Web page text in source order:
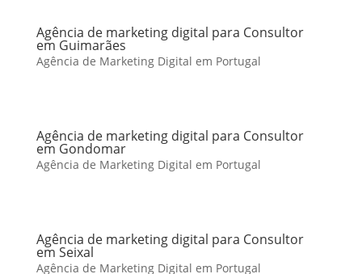
Agência de marketing digital para Consultor
em Guimarães
Agência de Marketing Digital em Portugal
Agência de marketing digital para Consultor
em Gondomar
Agência de Marketing Digital em Portugal
Agência de marketing digital para Consultor
em Seixal
Agência de Marketing Digital em Portugal